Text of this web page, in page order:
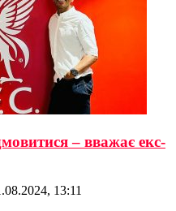
– вважає екс-
13:11